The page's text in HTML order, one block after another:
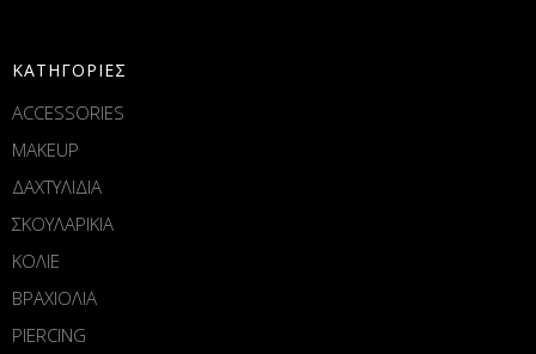
ΚΑΤΗΓΟΡΙΕΣ
ACCESSORIES
MAKEUP
ΔΑΧΤΥΛΙΔΙΑ
ΣΚΟΥΛΑΡΙΚΙΑ
ΚΟΛΙΕ
ΒΡΑΧΙΟΛΙΑ
PIERCING